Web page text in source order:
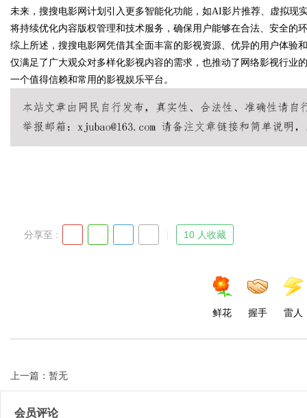
Bo
d
未来，搜搜电影网计划引入更多智能化功能，如AI影片推荐、虚拟现
将持续优化内容版权管理和技术服务，确保用户能够在合法、安全的
综上所述，搜搜电影网凭借其全面丰富的影视资源、优异的用户体验
仅满足了广大观众对多样化影视内容的需求，也推动了网络影视行业
一个值得信赖和常用的影视娱乐平台。
分享至 : 10 人收藏
鲜花 握手 雷人
上一篇：暂无
会员评论